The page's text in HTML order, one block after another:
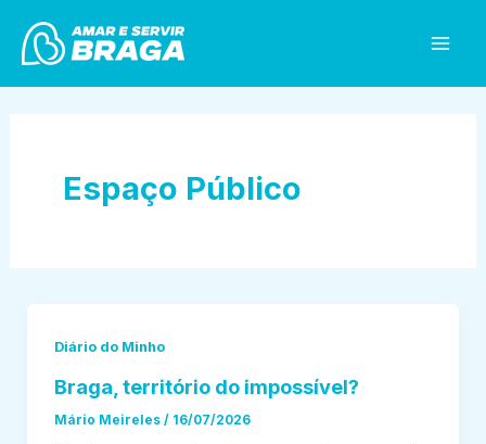
content
Espaço Público
Diário do Minho
Braga, território do impossível?
Mário Meireles / 16/07/2026